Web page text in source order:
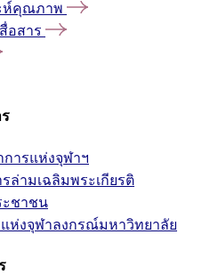
ห์คุณภาพ
อสาร
ารแห่งจุฬาฯ
ล่ามเฉลิมพระเกียรติ
ะชาชน
ห่งจุฬาลงกรณ์มหาวิทยาลัย